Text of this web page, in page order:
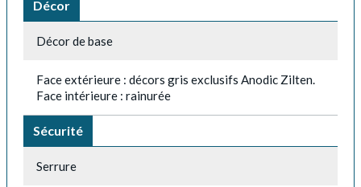
Décor
Décor de base
Face extérieure : décors gris exclusifs Anodic Zilten.
Face intérieure : rainurée
Sécurité
Serrure